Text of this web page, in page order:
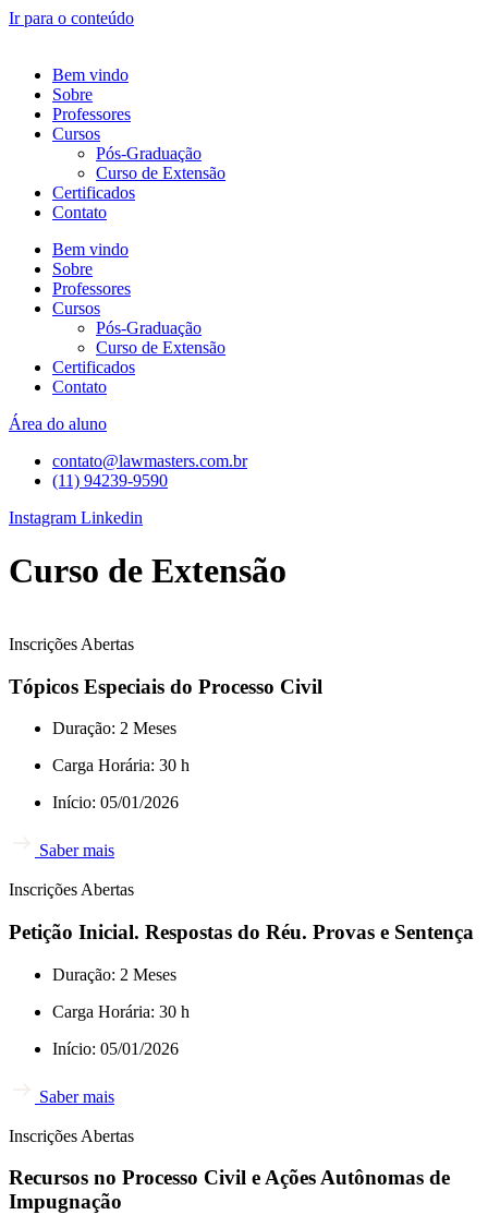
Ir para o conteúdo
Bem vindo
Sobre
Professores
Cursos
Pós-Graduação
Curso de Extensão
Certificados
Contato
Bem vindo
Sobre
Professores
Cursos
Pós-Graduação
Curso de Extensão
Certificados
Contato
Área do aluno
contato@lawmasters.com.br
(11) 94239-9590
Instagram Linkedin
Curso de Extensão
Inscrições Abertas
Tópicos Especiais do Processo Civil
Duração: 2 Meses
Carga Horária: 30 h
Início: 05/01/2026
Saber mais
Inscrições Abertas
Petição Inicial. Respostas do Réu. Provas e Sentença
Duração: 2 Meses
Carga Horária: 30 h
Início: 05/01/2026
Saber mais
Inscrições Abertas
Recursos no Processo Civil e Ações Autônomas de
Impugnação